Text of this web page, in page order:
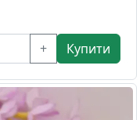
+ Купити